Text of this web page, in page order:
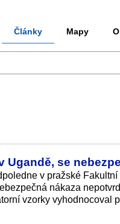
Články Mapy
Ugandě, se
v pražské
nákaza
vzorky vyhodnocoval